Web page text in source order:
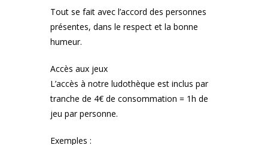
Tout se fait avec l’accord des personnes
présentes, dans le respect et la bonne
humeur.
Accès aux jeux
L’accès à notre ludothèque est inclus par
tranche de 4€ de consommation = 1h de
jeu par personne.
Exemples :